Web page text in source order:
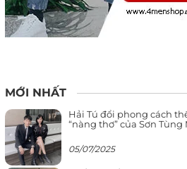
MỚI NHẤT
Hải Tú đổi phong cách
“nàng thơ” của Sơn Tùng
05/07/2025